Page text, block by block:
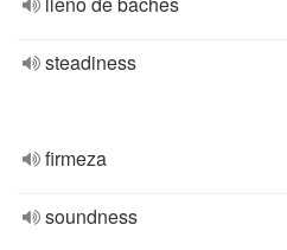
steadiness
firmeza
soundness